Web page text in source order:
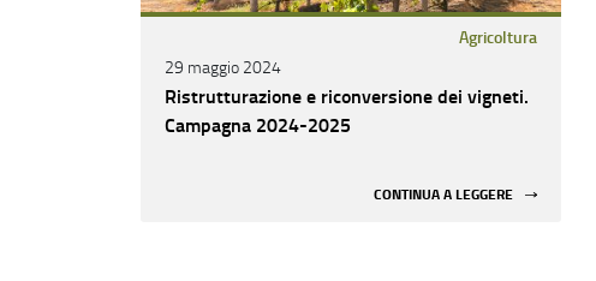
Agricoltura
29 maggio 2024
Ristrutturazione e riconversione dei vigneti.
Campagna 2024-2025
CONTINUA A LEGGERE